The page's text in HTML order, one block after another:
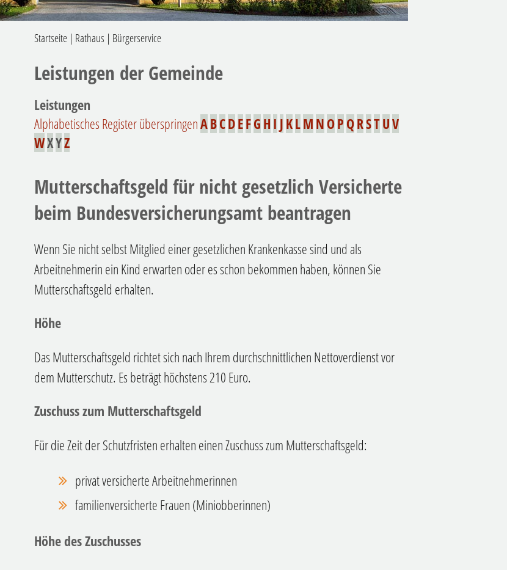
Startseite | Rathaus | Bürgerservice
Leistungen der Gemeinde
Leistungen
Alphabetisches Register überspringenABCDEFGH I JKLMNOPQRSTUV
WXYZ
Mutterschaftsgeld für nicht gesetzlich Versicherte
beim Bundesversicherungsamt beantragen
Wenn Sie nicht selbst Mitglied einer gesetzlichen Krankenkasse sind und als
Arbeitnehmerin ein Kind erwarten oder es schon bekommen haben, können Sie
Mutterschaftsgeld erhalten.
Höhe
Das Mutterschaftsgeld richtet sich nach Ihrem durchschnittlichen Nettoverdienst vor
dem Mutterschutz. Es beträgt höchstens 210 Euro.
Zuschuss zum Mutterschaftsgeld
Für die Zeit der Schutzfristen erhalten einen Zuschuss zum Mutterschaftsgeld:
privat versicherte Arbeitnehmerinnen
familienversicherte Frauen (Miniobberinnen)
Höhe des Zuschusses